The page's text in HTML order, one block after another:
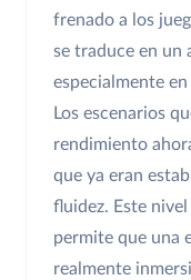
frenado a los
se traduce en un
especialmente
Los escenarios
rendimiento
que ya eran
fluidez. Este
permite que una
realmente